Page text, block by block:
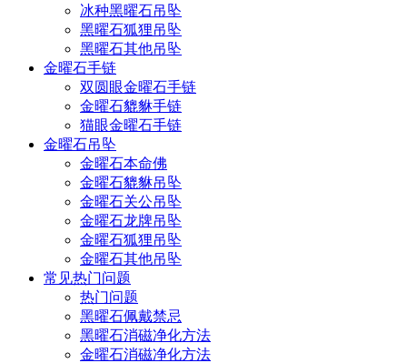
冰种黑曜石吊坠
黑曜石狐狸吊坠
黑曜石其他吊坠
金曜石手链
双圆眼金曜石手链
金曜石貔貅手链
猫眼金曜石手链
金曜石吊坠
金曜石本命佛
金曜石貔貅吊坠
金曜石关公吊坠
金曜石龙牌吊坠
金曜石狐狸吊坠
金曜石其他吊坠
常见热门问题
热门问题
黑曜石佩戴禁忌
黑曜石消磁净化方法
金曜石消磁净化方法